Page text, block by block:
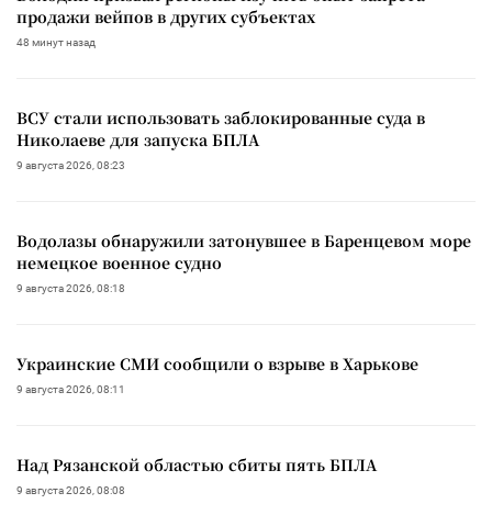
продажи вейпов в других субъектах
48 минут назад
ВСУ стали использовать заблокированные суда в
Николаеве для запуска БПЛА
9 августа 2026, 08:23
Водолазы обнаружили затонувшее в Баренцевом море
немецкое военное судно
9 августа 2026, 08:18
Украинские СМИ сообщили о взрыве в Харькове
9 августа 2026, 08:11
Над Рязанской областью сбиты пять БПЛА
9 августа 2026, 08:08